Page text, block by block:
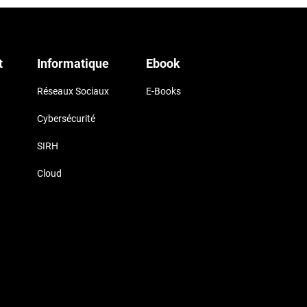
Informatique
Réseaux Sociaux
Cybersécurité
SIRH
Cloud
Ebook
E-Books